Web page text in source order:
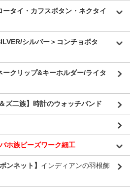
タイ・カフスボタン・ネクタイ
シルバー＞コンチョボタ
クリップ&キーホルダー/ライタ
ズ二族】時計のウォッチバンド
族ビーズワーク細工
ンネット】 インディアンの羽根飾